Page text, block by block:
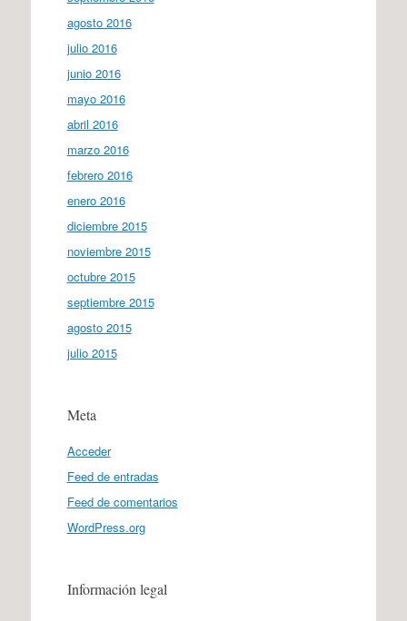
agosto 2016
julio 2016
junio 2016
mayo 2016
abril 2016
marzo 2016
febrero 2016
enero 2016
diciembre 2015
noviembre 2015
octubre 2015
septiembre 2015
agosto 2015
julio 2015
Meta
Acceder
Feed de entradas
Feed de comentarios
WordPress.org
Información legal